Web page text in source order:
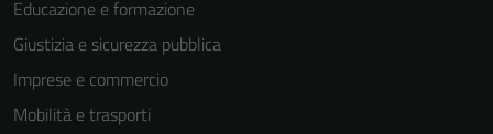
Educazione e formazione
Giustizia e sicurezza pubblica
Imprese e commercio
Mobilità e trasporti